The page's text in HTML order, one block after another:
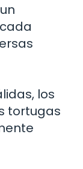
los
tortugas